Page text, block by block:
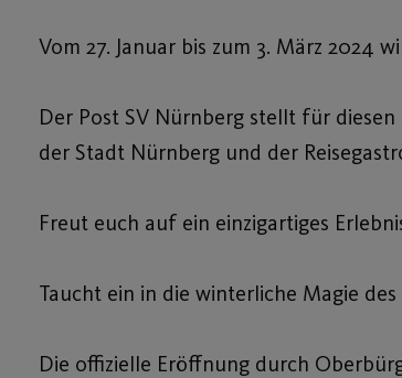
Vom 27. Januar bis zum 3. März
Der Post SV Nürnberg stellt für
der Stadt Nürnberg und der
Freut euch auf ein einzigartiges
Taucht ein in die winterliche Magie
Die offizielle Eröffnung durch